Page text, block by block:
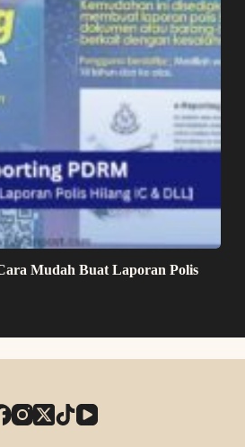
Mudah Buat Laporan Polis